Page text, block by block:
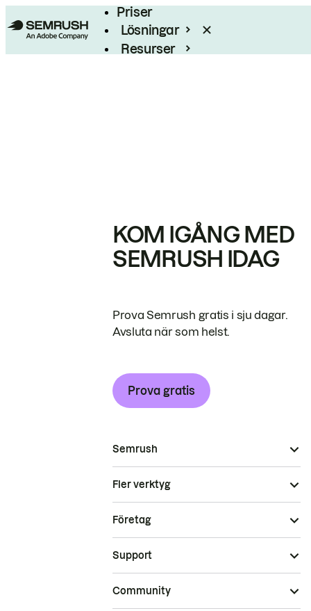
Priser
Lösningar
Resurser
KOM IGÅNG MED
SEMRUSH IDAG
Prova Semrush gratis i sju dagar.
Avsluta när som helst.
Prova gratis
Semrush
Fler verktyg
Företag
Support
Community